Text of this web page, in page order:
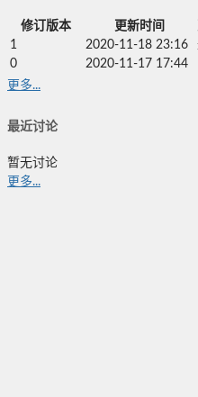
修订版本 更新时间
1
2020-11-18 23:16
0
2020-11-17 17:44
更多...
最近讨论
暂无讨论
更多...